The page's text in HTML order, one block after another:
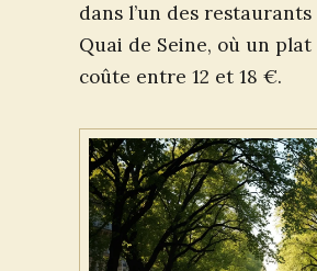
dans l’un des restaurants
Quai de Seine, où un
coûte entre 12 et 18 €.